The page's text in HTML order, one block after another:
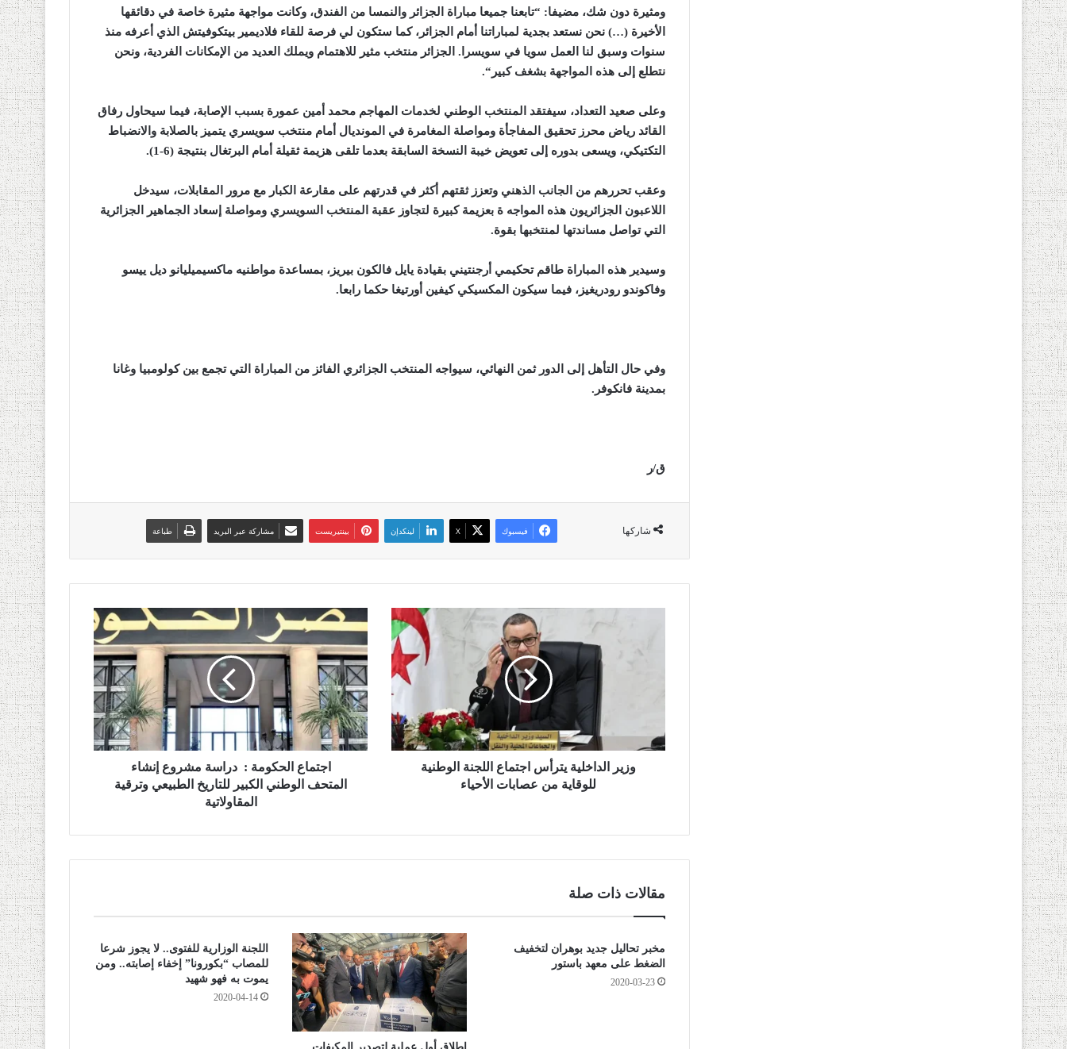
ومثيرة دون شك، مضيفا: “تابعنا جميعا مباراة الجزائر والنمسا من الفندق، وكانت مواجهة مثيرة خاصة في دقائقها
الأخيرة (…) نحن نستعد بجدية لمباراتنا أمام الجزائر، كما ستكون لي فرصة للقاء فلاديمير بيتكوفيتش الذي أعرفه منذ
سنوات وسبق لنا العمل سويا في سويسرا. الجزائر منتخب مثير للاهتمام ويملك العديد من الإمكانات الفردية، ونحن
نتطلع إلى هذه المواجهة بشغف كبير “.
وعلى صعيد التعداد، سيفتقد المنتخب الوطني لخدمات المهاجم محمد أمين عمورة بسبب الإصابة، فيما سيحاول رفاق
القائد رياض محرز تحقيق المفاجأة ومواصلة المغامرة في المونديال أمام منتخب سويسري يتميز بالصلابة والانضباط
التكتيكي، ويسعى بدوره إلى تعويض خيبة النسخة السابقة بعدما تلقى هزيمة ثقيلة أمام البرتغال بنتيجة (6-1
).
وعقب تحررهم من الجانب الذهني وتعزز ثقتهم أكثر في قدرتهم على مقارعة الكبار مع مرور المقابلات، سيدخل
اللاعبون الجزائريون هذه المواجه ة بعزيمة كبيرة لتجاوز عقبة المنتخب السويسري ومواصلة إسعاد الجماهير الجزائرية
التي تواصل مساندتها لمنتخبها بقوة.
وسيدير هذه المباراة طاقم تحكيمي أرجنتيني بقيادة يايل فالكون بيريز، بمساعدة مواطنيه ماكسيميليانو ديل ييسو
وفاكوندو رودريغيز، فيما سيكون المكسيكي كيفين أورتيغا حكما رابعا.
وفي حال التأهل إلى الدور ثمن النهائي، سيواجه المنتخب الجزائري الفائز من المباراة التي تجمع بين كولومبيا وغانا
بمدينة فانكوفر .
ق/ر
شاركها فيسبوك ‫X لينكدإن بينتيريست مشاركة عبر البريد طباعة
ا
خ
ت
ا
ج
م
ا
ع
وزير الداخلية يترأس اجتماع اللجنة الوطنية
للوقاية من عصابات الأحياء
ج
ت
م
ا
ع
ا
ل
ح
:
س
ة
م
ش
ر
و
ع
إ
اجتماع الحكومة : دراسة مشروع إنشاء
المتحف الوطني الكبير للتاريخ الطبيعي وترقية
المقاولاتية
مقالات ذات صلة
مخبر تحاليل جديد بوهران لتخفيف
الضغط على معهد باستور
2020-03-23
اللجنة الوزارية للفتوى.. لا يجوز شرعا
للمصاب “بكورونا” إخفاء إصابته.. ومن
يموت به فهو شهيد
2020-04-14